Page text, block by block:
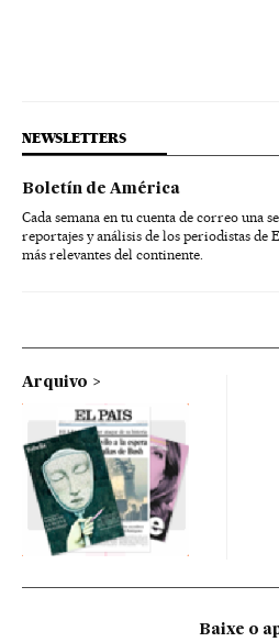
NEWSLETTERS
Boletín de América
Cada semana en tu cuenta de correo una
reportajes y análisis de los periodistas de
más relevantes del continente.
Arquivo
Baixe o